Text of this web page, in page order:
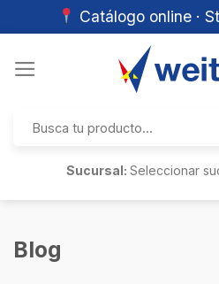
Catálogo online ·
por:
Sucursal:Seleccionar
Blog